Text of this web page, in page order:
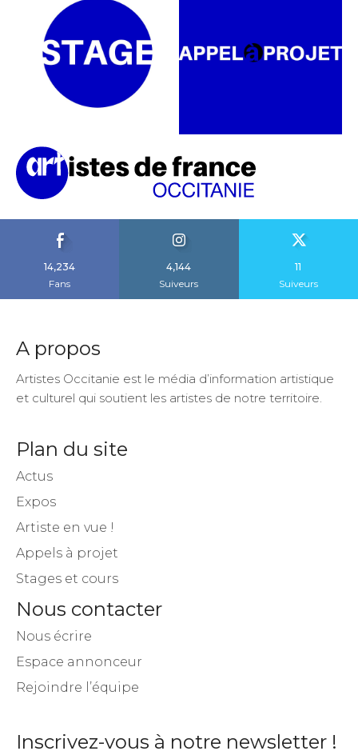
14,234
Fans
4,144
Suiveurs
11
Suiveurs
A propos
Artistes Occitanie est le média d’information artistique
et culturel qui soutient les artistes de notre territoire.
Plan du site
Actus
Expos
Artiste en vue !
Appels à projet
Stages et cours
Nous contacter
Nous écrire
Espace annonceur
Rejoindre l’équipe
Inscrivez-vous à notre newsletter !